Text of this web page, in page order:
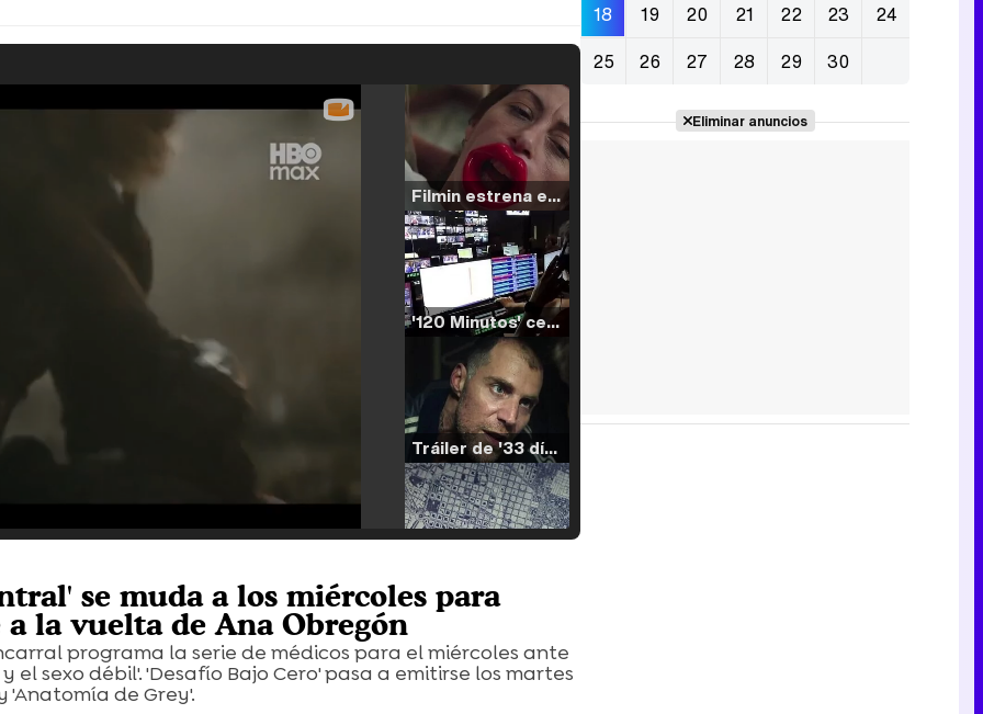
Filmin estrena el tráiler de 'Millennial Mal', su nueva comedia universitaria de la mano de Lorena Iglesias
'120 Minutos' celebra sus 2.000 programas en Telemadrid con un vídeo del día a día en la redacción
Tráiler de '33 días', la nueva serie de Atresplayer con Julián Villagrán y José Manuel Poga
se muda a los miércoles para
la vuelta de Ana Obregón
programa la serie de médicos para el miércoles ante
el sexo débil'. 'Desafío Bajo Cero' pasa a emitirse los martes
'Anatomía de Grey'.
18
19 20 21 22 23
24
25
26 27 28 29 30
Eliminar anuncios